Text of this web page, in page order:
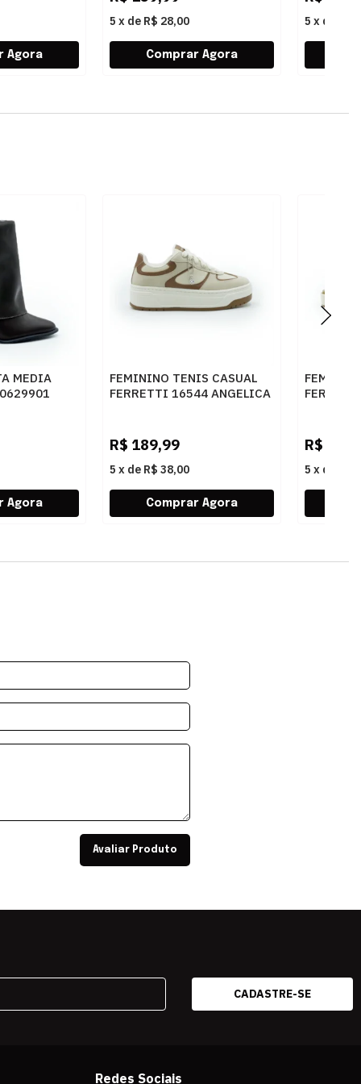
5 x de R$ 28,00 5 x de
MEDIA
FEMININO TENIS CASUAL
FERRETTI 16544 ANGELICA
R$ 189,99
5 x de R$ 38,00
R$
5 x de
Avaliar Produto
Redes Sociais